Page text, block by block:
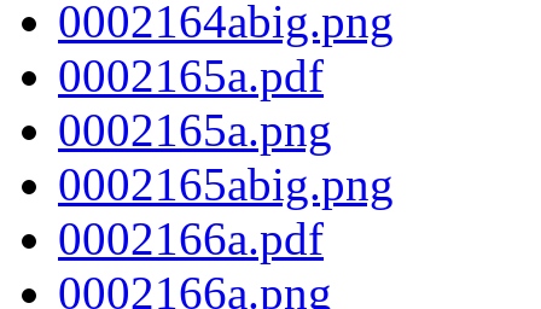
0002164abig.png
0002165a.pdf
0002165a.png
0002165abig.png
0002166a.pdf
0002166a.png